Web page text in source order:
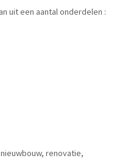
uit een aantal onderdelen :
renovatie,